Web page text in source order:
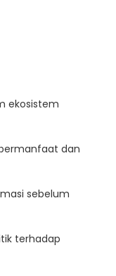
ekosistem
dan
sebelum
terhadap